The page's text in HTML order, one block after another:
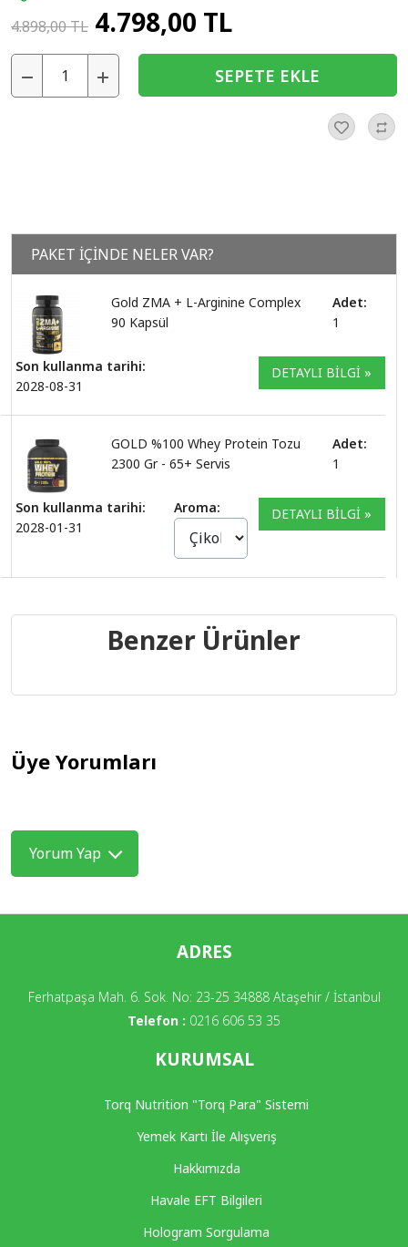
4.898,00 TL 4.798,00 TL
SEPETE EKLE
PAKET İÇİNDE NELER VAR?
Gold ZMA + L-Arginine Complex
90 Kapsül
Adet:
1
Son kullanma tarihi:
2028-08-31
DETAYLI BİLGİ »
GOLD %100 Whey Protein Tozu
2300 Gr - 65+ Servis
Adet:
1
Son kullanma tarihi:
2028-01-31
Aroma: DETAYLI BİLGİ »
Benzer Ürünler
Üye Yorumları
Yorum Yap
ADRES
Ferhatpaşa Mah. 6. Sok. No: 23-25 34888 Ataşehir / İstanbul
Telefon : 0216 606 53 35
KURUMSAL
Torq Nutrition "Torq Para" Sistemi
Yemek Kartı İle Alışveriş
Hakkımızda
Havale EFT Bilgileri
Hologram Sorgulama